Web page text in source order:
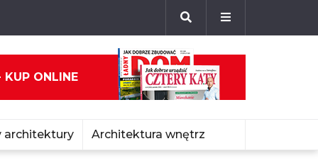
KUP ONLINE
architektury Architektura wnętrz